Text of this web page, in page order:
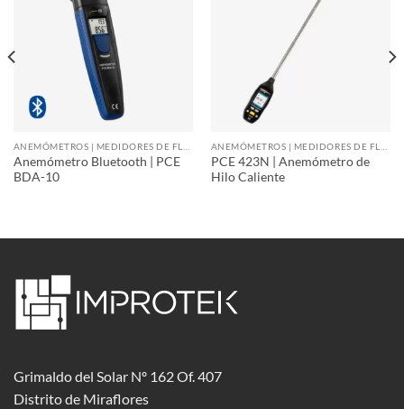
Anemómetro Bluetooth | PCE
BDA-10
PCE 423N | Anemómetro de
Hilo Caliente
Grimaldo del Solar Nº 162 Of. 407
Distrito de Miraflores